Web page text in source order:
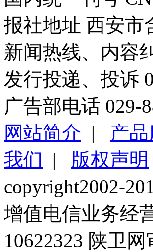
报社地址 西安市
新闻热线、内容
发行投递、投诉
广告部电话 029-
网站简介 | 产
我们 | 版权声明
copyright2002-
增值电信业务经
10622323 陕卫